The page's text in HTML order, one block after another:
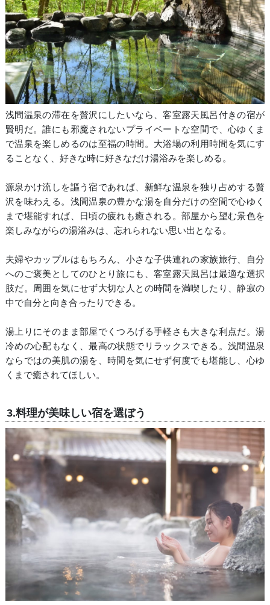
浅間温泉の滞在を贅沢にしたいなら、客室露天風呂付きの宿が
賢明だ。誰にも邪魔されないプライベートな空間で、心ゆくま
で温泉を楽しめるのは至福の時間。大浴場の利用時間を気にす
ることなく、好きな時に好きなだけ湯浴みを楽しめる。
源泉かけ流しを謳う宿であれば、新鮮な温泉を独り占めする贅
沢を味わえる。浅間温泉の豊かな湯を自分だけの空間で心ゆく
まで堪能すれば、日頃の疲れも癒される。部屋から望む景色を
楽しみながらの湯浴みは、忘れられない思い出となる。
夫婦やカップルはもちろん、小さな子供連れの家族旅行、自分
へのご褒美としてのひとり旅にも、客室露天風呂は最適な選択
肢だ。周囲を気にせず大切な人との時間を満喫したり、静寂の
中で自分と向き合ったりできる。
湯上りにそのまま部屋でくつろげる手軽さも大きな利点だ。湯
冷めの心配もなく、最高の状態でリラックスできる。浅間温泉
ならではの美肌の湯を、時間を気にせず何度でも堪能し、心ゆ
くまで癒されてほしい。
3.料理が美味しい宿を選ぼう